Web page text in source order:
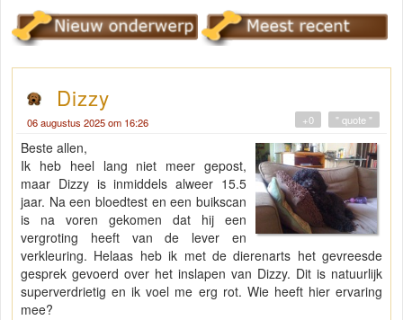
Dizzy
06 augustus 2025 om 16:26 " quote "
+0
Beste allen,
Ik heb heel lang niet meer gepost,
maar Dizzy is inmiddels alweer 15.5
jaar. Na een bloedtest en een buikscan
is na voren gekomen dat hij een
vergroting heeft van de lever en
verkleuring. Helaas heb ik met de dierenarts het gevreesde
gesprek gevoerd over het inslapen van Dizzy. Dit is natuurlijk
superverdrietig en ik voel me erg rot. Wie heeft hier ervaring
mee?